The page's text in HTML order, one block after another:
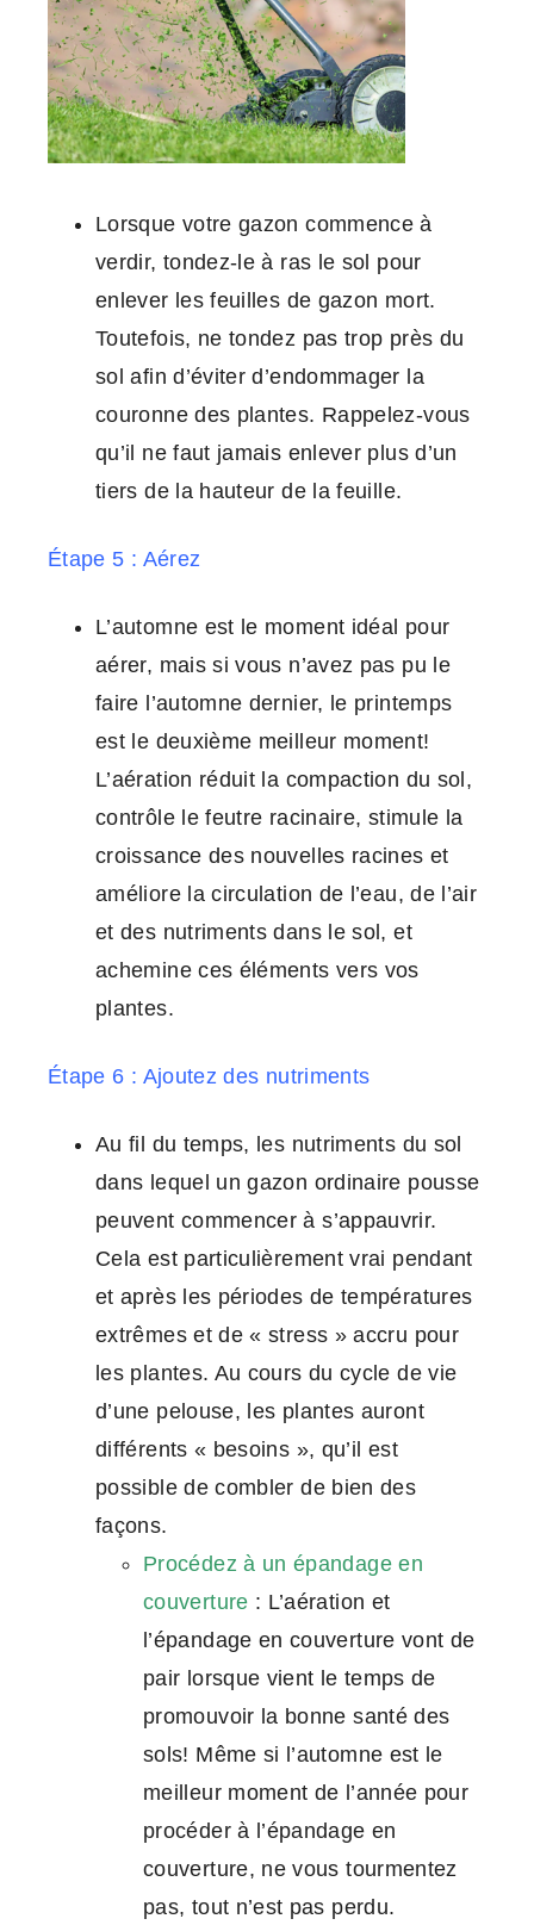
Lorsque votre gazon commence à
verdir, tondez-le à ras le sol pour
enlever les feuilles de gazon mort.
Toutefois, ne tondez pas trop près du
sol afin d’éviter d’endommager la
couronne des plantes. Rappelez-vous
qu’il ne faut jamais enlever plus d’un
tiers de la hauteur de la feuille.
Étape 5 : Aérez
L’automne est le moment idéal pour
aérer, mais si vous n’avez pas pu le
faire l’automne dernier, le printemps
est le deuxième meilleur moment!
L’aération réduit la compaction du sol,
contrôle le feutre racinaire, stimule la
croissance des nouvelles racines et
améliore la circulation de l’eau, de l’air
et des nutriments dans le sol, et
achemine ces éléments vers vos
plantes.
Étape 6 : Ajoutez des nutriments
Au fil du temps, les nutriments du sol
dans lequel un gazon ordinaire pousse
peuvent commencer à s’appauvrir.
Cela est particulièrement vrai pendant
et après les périodes de températures
extrêmes et de « stress » accru pour
les plantes. Au cours du cycle de vie
d’une pelouse, les plantes auront
différents « besoins », qu’il est
possible de combler de bien des
façons.
Procédez à un épandage en
couverture : L’aération et
l’épandage en couverture vont de
pair lorsque vient le temps de
promouvoir la bonne santé des
sols! Même si l’automne est le
meilleur moment de l’année pour
procéder à l’épandage en
couverture, ne vous tourmentez
pas, tout n’est pas perdu.